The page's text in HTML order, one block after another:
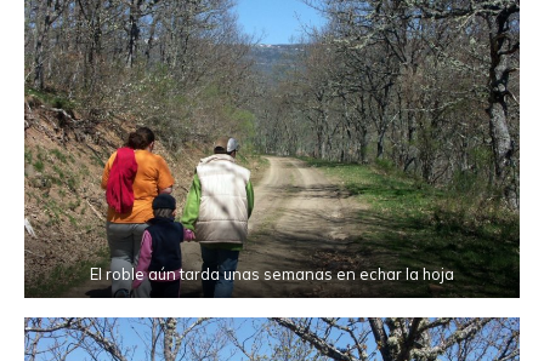
El roble aún tarda unas semanas en echar la hoja